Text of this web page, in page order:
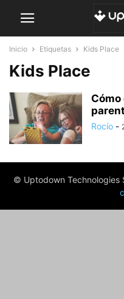
Inicio Etiquetas Kids Place
Kids Place
Rocío -
© Uptodown Technologies